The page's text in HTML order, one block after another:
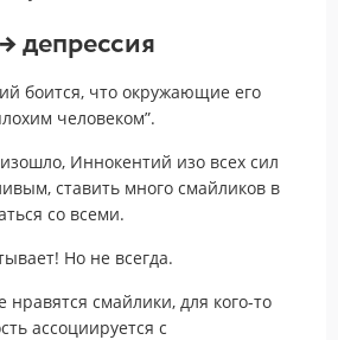
депрессия
боится, что окружающие его
человеком”.
Иннокентий изо всех сил
ставить много смайликов в
со всеми.
Но не всегда.
смайлики, для кого-то
ассоциируется с